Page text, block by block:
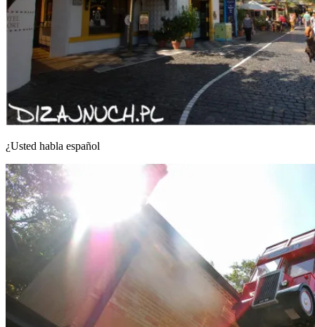
¿Usted habla español